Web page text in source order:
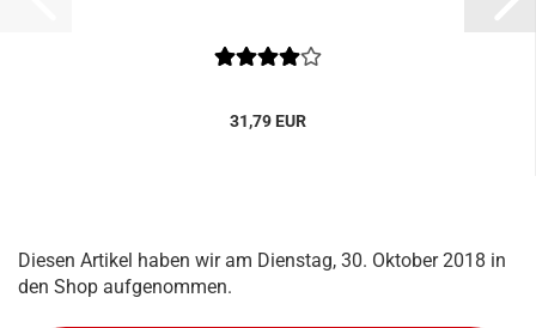
31,79 EUR
Diesen Artikel haben wir am Dienstag, 30. Oktober 2018 in
den Shop aufgenommen.